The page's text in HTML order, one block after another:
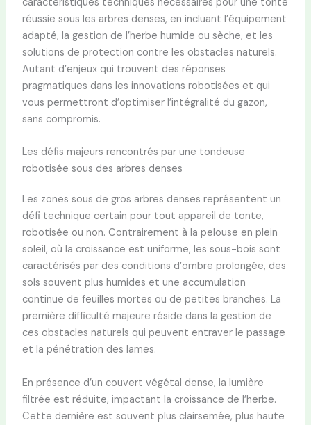
réussie sous les arbres denses, en incluant l’équipement
adapté, la gestion de l’herbe humide ou sèche, et les
solutions de protection contre les obstacles naturels.
Autant d’enjeux qui trouvent des réponses
pragmatiques dans les innovations robotisées et qui
vous permettront d’optimiser l’intégralité du gazon,
sans compromis.
Les défis majeurs rencontrés par une tondeuse
robotisée sous des arbres denses
Les zones sous de gros arbres denses représentent un
défi technique certain pour tout appareil de tonte,
robotisée ou non. Contrairement à la pelouse en plein
soleil, où la croissance est uniforme, les sous-bois sont
caractérisés par des conditions d’ombre prolongée, des
sols souvent plus humides et une accumulation
continue de feuilles mortes ou de petites branches. La
première difficulté majeure réside dans la gestion de
ces obstacles naturels qui peuvent entraver le passage
et la pénétration des lames.
En présence d’un couvert végétal dense, la lumière
filtrée est réduite, impactant la croissance de l’herbe.
Cette dernière est souvent plus clairsemée, plus haute